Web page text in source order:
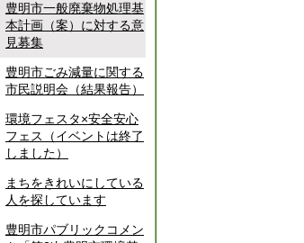
豊明市一般廃棄物処理基
本計画（案）に対する意
見募集
豊明市ごみ減量に関する
市民説明会（結果報告）
環境フェスタ×安全安心
フェス（イベントは終了
しました）
まちをきれいにしている
人を探しています
豊明市パブリックコメン